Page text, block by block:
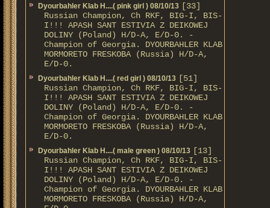
Dyourbahler Klab H....( pink girl ) 08/10/13 [33]
Russian Champion, Ch RKF, BIG-I, BIS-
I!!! APASH SANT ESTIVIA Z DEIKOWEJ
DOLINY (Poland) H/D-A, E/D-0. -
Champion of Georgia. DYOURBAHLER KLAB
MORMORETO FRESKOBA (Russia) H/D-A,
E/D-0.
Dyourbahler Klab H....( red girl ) 08/10/13 [51]
Russian Champion, Ch RKF, BIG-I, BIS-
I!!! APASH SANT ESTIVIA Z DEIKOWEJ
DOLINY (Poland) H/D-A, E/D-0. -
Champion of Georgia. DYOURBAHLER KLAB
MORMORETO FRESKOBA (Russia) H/D-A,
E/D-0.
Dyourbahler Klab H....( male green ) 08/10/13 [13]
Russian Champion, Ch RKF, BIG-I, BIS-
I!!! APASH SANT ESTIVIA Z DEIKOWEJ
DOLINY (Poland) H/D-A, E/D-0. -
Champion of Georgia. DYOURBAHLER KLAB
MORMORETO FRESKOBA (Russia) H/D-A,